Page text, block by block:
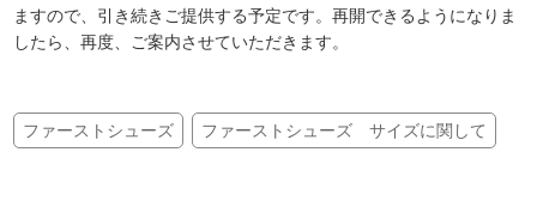
ますので、引き続きご提供する予定です。再開できるようになりま
したら、再度、ご案内させていただきます。
ファーストシューズ ファーストシューズ サイズに関して